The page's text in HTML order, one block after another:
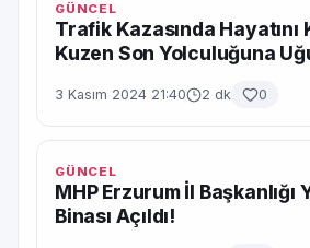
GÜNCEL
Trafik Kazasında Hayatını
Kuzen Son Yolculuğuna
3 Kasım 2024 21:40 2 dk 0
GÜNCEL
MHP Erzurum İl Başkanlığı
Binası Açıldı!